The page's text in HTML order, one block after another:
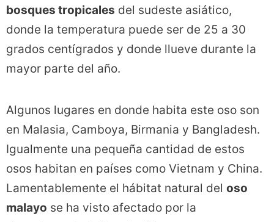
bosques tropicales del sudeste asiático,
donde la temperatura puede ser de 25 a 30
grados centígrados y donde llueve durante la
mayor parte del año.
Algunos lugares en donde habita este oso son
en Malasia, Camboya, Birmania y Bangladesh.
Igualmente una pequeña cantidad de estos
osos habitan en países como Vietnam y China.
Lamentablemente el hábitat natural del oso
malayo se ha visto afectado por la